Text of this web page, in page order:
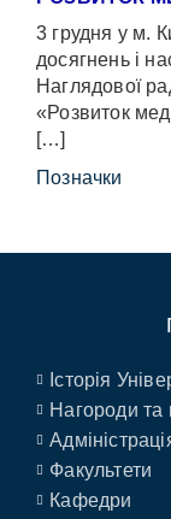
3 грудня у м.
досягнень і
Наглядової
«Розвиток
[…]
Позначки
Історія
Нагороди та
Факультети
Кафедри